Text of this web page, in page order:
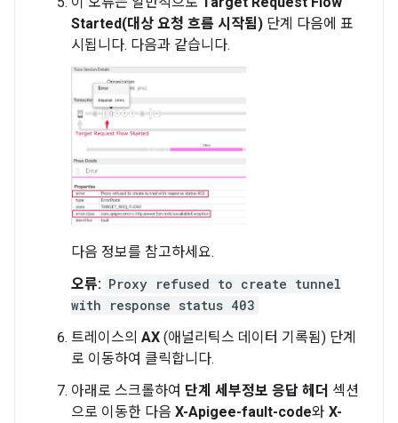
Started(대상 요청 흐름 시작됨) 단계 다음에 표
시됩니다. 다음과 같습니다.
다음 정보를 참고하세요.
오류: Proxy refused to create tunnel
with response status 403
트레이스의 AX (애널리틱스 데이터 기록됨) 단계
로 이동하여 클릭합니다.
아래로 스크롤하여 단계 세부정보 응답 헤더 섹션
으로 이동한 다음 X-Apigee-fault-code와 X-